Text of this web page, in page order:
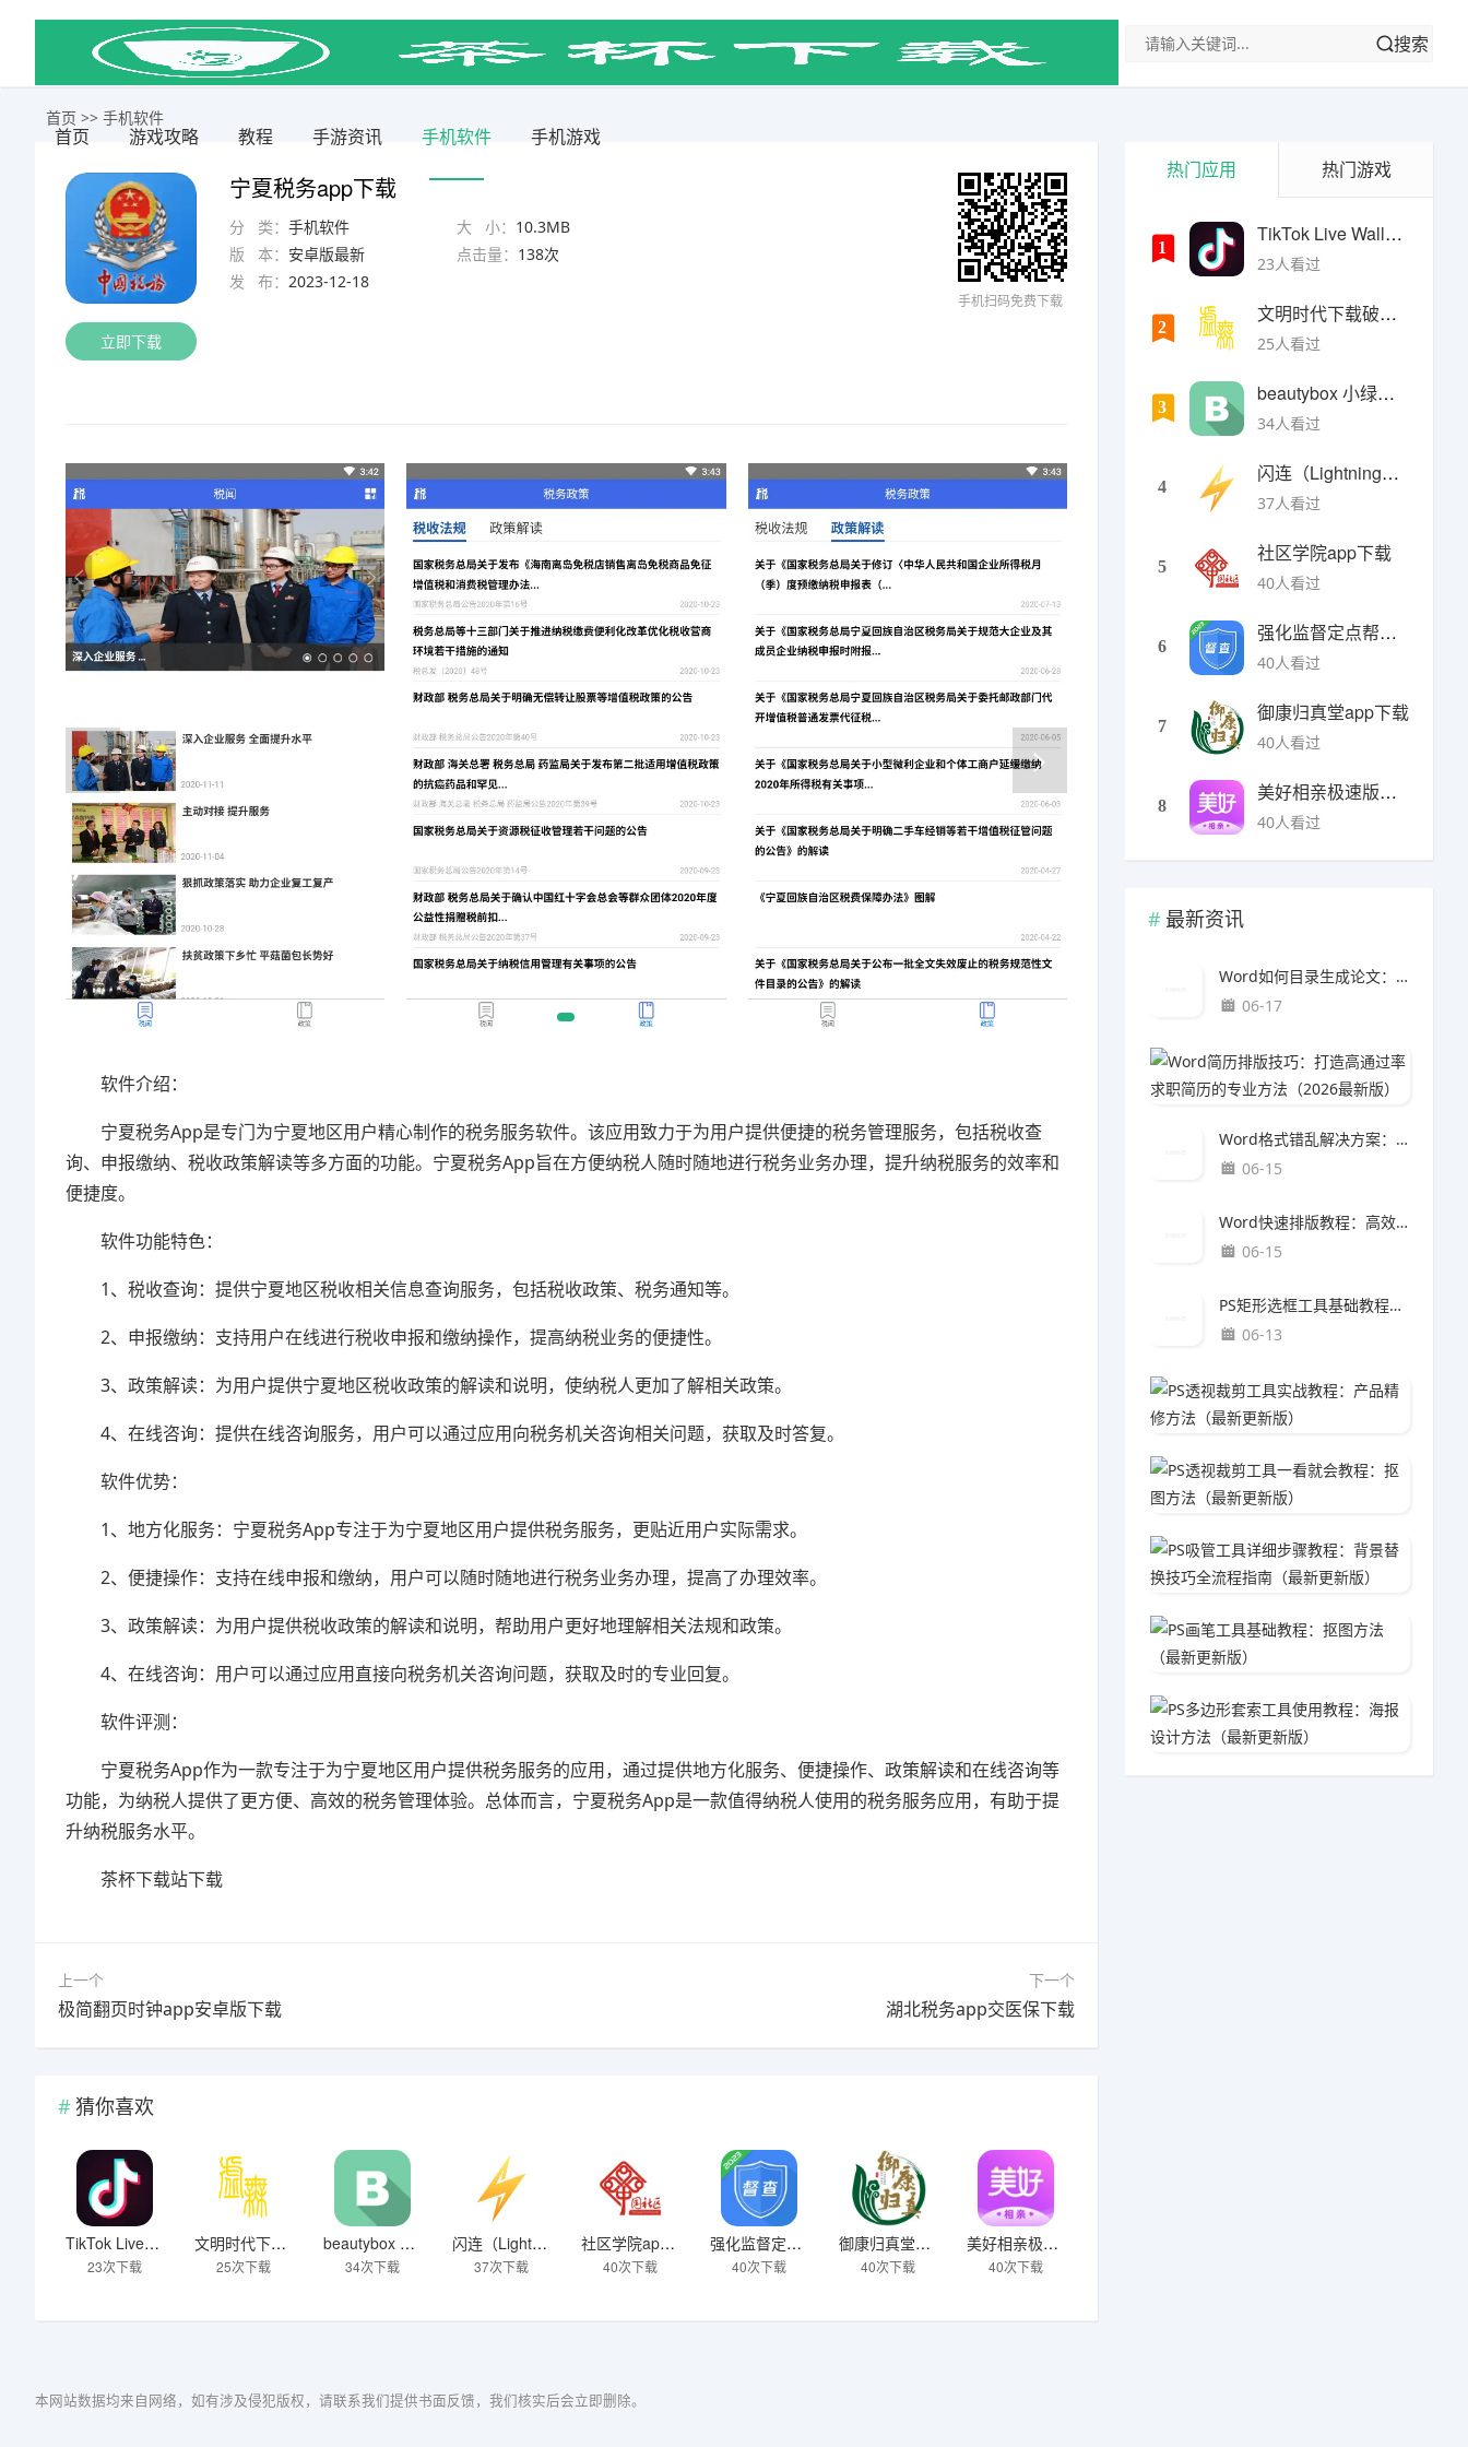
首页 游戏攻略 教程 手游资讯 手机软件 手机游戏
搜索
首页 >> 手机软件
立即下载
宁夏税务app下载
分 类： 手机软件 大 小： 10.3MB
版 本： 安卓版最新 点击量： 138次
发 布： 2023-12-18
手机扫码免费下载
软件介绍：
宁夏税务App是专门为宁夏地区用户精心制作的税务服务软件。该应用致力于为用户提供便捷的税务管理服务，包括税收查
询、申报缴纳、税收政策解读等多方面的功能。宁夏税务App旨在方便纳税人随时随地进行税务业务办理，提升纳税服务的效率和
便捷度。
软件功能特色：
1、税收查询：提供宁夏地区税收相关信息查询服务，包括税收政策、税务通知等。
2、申报缴纳：支持用户在线进行税收申报和缴纳操作，提高纳税业务的便捷性。
3、政策解读：为用户提供宁夏地区税收政策的解读和说明，使纳税人更加了解相关政策。
4、在线咨询：提供在线咨询服务，用户可以通过应用向税务机关咨询相关问题，获取及时答复。
软件优势：
1、地方化服务：宁夏税务App专注于为宁夏地区用户提供税务服务，更贴近用户实际需求。
2、便捷操作：支持在线申报和缴纳，用户可以随时随地进行税务业务办理，提高了办理效率。
3、政策解读：为用户提供税收政策的解读和说明，帮助用户更好地理解相关法规和政策。
4、在线咨询：用户可以通过应用直接向税务机关咨询问题，获取及时的专业回复。
软件评测：
宁夏税务App作为一款专注于为宁夏地区用户提供税务服务的应用，通过提供地方化服务、便捷操作、政策解读和在线咨询等
功能，为纳税人提供了更方便、高效的税务管理体验。总体而言，宁夏税务App是一款值得纳税人使用的税务服务应用，有助于提
升纳税服务水平。
茶杯下载站下载
上一个
极简翻页时钟app安卓版下载
下一个
湖北税务app交医保下载
猜你喜欢
TikTok Live Wallpaper
23次下载
文明时代下载破解版无限金币最新版
25次下载
beautybox 小绿盒正版最新免费下载
34次下载
闪连（LightningX）加速器app
37次下载
社区学院app下载
40次下载
强化监督定点帮扶下载
40次下载
御康归真堂app下载
40次下载
美好相亲极速版下载
40次下载
热门应用 热门游戏
1
TikTok Live Wallpaper
23人看过
2
文明时代下载破解版无限金币最新版
25人看过
3
beautybox 小绿盒正版最新免费下载
34人看过
4
闪连（LightningX）加速器app
37人看过
5
社区学院app下载
40人看过
6
强化监督定点帮扶下载
40人看过
7
御康归真堂app下载
40人看过
8
美好相亲极速版下载
40人看过
最新资讯
Word如何目录生成论文：完整自动目录制作与论文排版实用教程
06-17
Word格式错乱解决方案：一键恢复规范排版的完整修复指南
06-15
Word快速排版教程：高效整理文档结构的完整方法
06-15
PS矩形选框工具基础教程：产品精修方法（最新更新版）
06-13
本网站数据均来自网络，如有涉及侵犯版权，请联系我们提供书面反馈，我们核实后会立即删除。